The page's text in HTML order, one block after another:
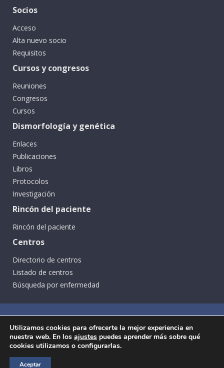
Socios
Acceso
Alta nuevo socio
Requisitos
Cursos y congresos
Reuniones
Congresos
Cursos
Dismorfología y genética
Enlaces
Publicaciones
Libros
Protocolos
Investigación
Rincón del paciente
Rincón del paciente
Centros
Directorio de centros
Listado de centros
Búsqueda por enfermedad
Utilizamos cookies para ofrecerte la mejor experiencia en
nuestra web. En los ajustes puedes aprender más sobre qué
cookies utilizamos o configurarlas.
Aceptar